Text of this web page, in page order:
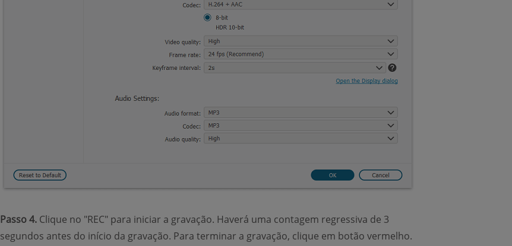
Passo 4. Clique no "REC" para iniciar a gravação. Haverá uma contagem regressiva de 3
segundos antes do início da gravação. Para terminar a gravação, clique em botão vermelho.